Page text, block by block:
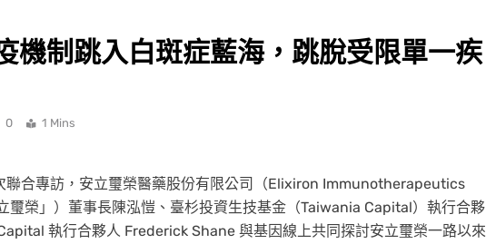
機制跳入白斑症藍海，跳脫受限單一疾
0 1 Mins
合專訪，安立璽榮醫藥股份有限公司（Elixiron Immunotherapeutics
璽榮」）董事長陳泓愷、臺杉投資生技基金（Taiwania Capital）執行合夥
執行合夥人 Frederick Shane 與基因線上共同探討安立璽榮一路以來